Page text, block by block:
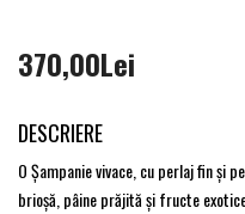
370,00Lei
DESCRIERE
O Şampanie vivace, cu perlaj fin şi
brioşă, pâine prăjită şi fructe